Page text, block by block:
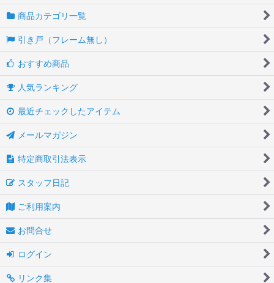
商品カテゴリ一覧
引き戸（フレーム無し）
おすすめ商品
人気ランキング
最近チェックしたアイテム
メールマガジン
特定商取引法表示
スタッフ日記
ご利用案内
お問合せ
ログイン
リンク集